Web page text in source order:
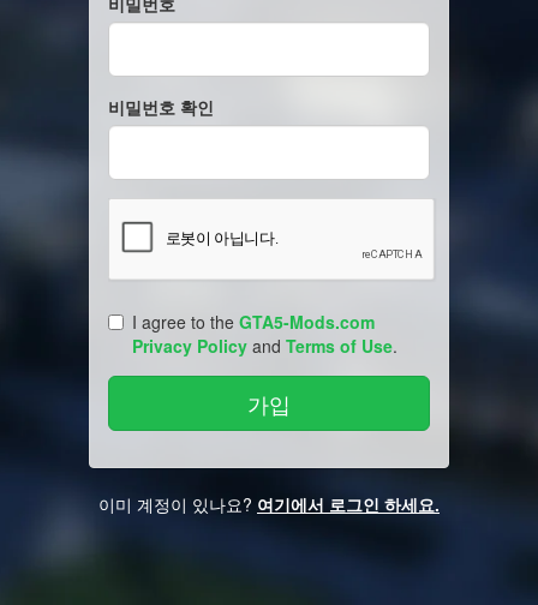
비밀번호 확인
I agree to the GTA5-Mods.com
Privacy Policy and Terms of Use.
이미 계정이 있나요? 여기에서 로그인 하세요.